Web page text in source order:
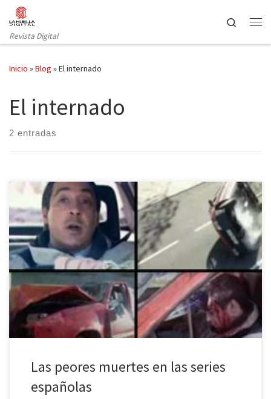
Saltar al contenido
Revista Digital
Search
Inicio »Blog »El internado
El internado
2 entradas
Esta semana en La Huella Digital os traemos, huelleros, un ranking
con aquellas muertes que más impactaron, sorprendieron y/o
conmocionaron a los telespectadores. Unas muertes que
acabaron con personajes muy queridos e importantes en las series
españolas de los últimos años. ¡Que levante la mano quién sea
capaz de nombrarme […]
Las peores muertes en las series
españolas